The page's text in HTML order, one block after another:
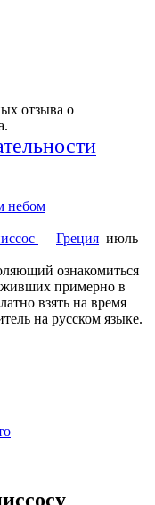
отзыва о
небом
— Греция июль
ознакомиться
живших примерно в
взять на время
на русском языке.